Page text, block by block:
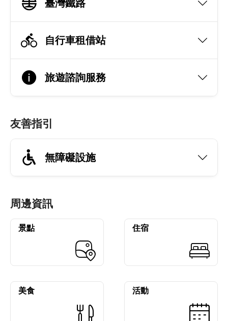
臺灣鐵路
自行車租借站
旅遊諮詢服務
友善指引
無障礙設施
周邊資訊
景點 住宿
美食 活動